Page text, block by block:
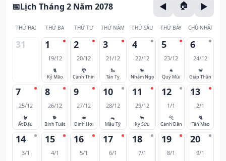
Lịch Tháng 2 Năm 2078
THỨ HAI THỨ BA THỨ TƯ THỨ NĂM THỨ SÁU THỨ BẢY CHỦ NHẬT
31 1
19/12
🐈
Kỷ Mão
2
20/12
🐉
Canh Thìn
3
21/12
🐍
Tân Tỵ
4
22/12
🐎
Nhâm Ngọ
5
23/12
🐐
Quý Mùi
6
24/12
🐒
Giáp Thân
7
25/12
🐓
Ất Dậu
8
26/12
🐕
Bính Tuất
9
27/12
🐖
Đinh Hợi
10
28/12
🐀
Mậu Tý
11
29/12
🐂
Kỷ Sửu
12
1/1
🐅
Canh Dần
13
2/1
🐈
Tân Mão
14
3/1
15
4/1
16
5/1
17
6/1
18
7/1
19
8/1
20
9/1